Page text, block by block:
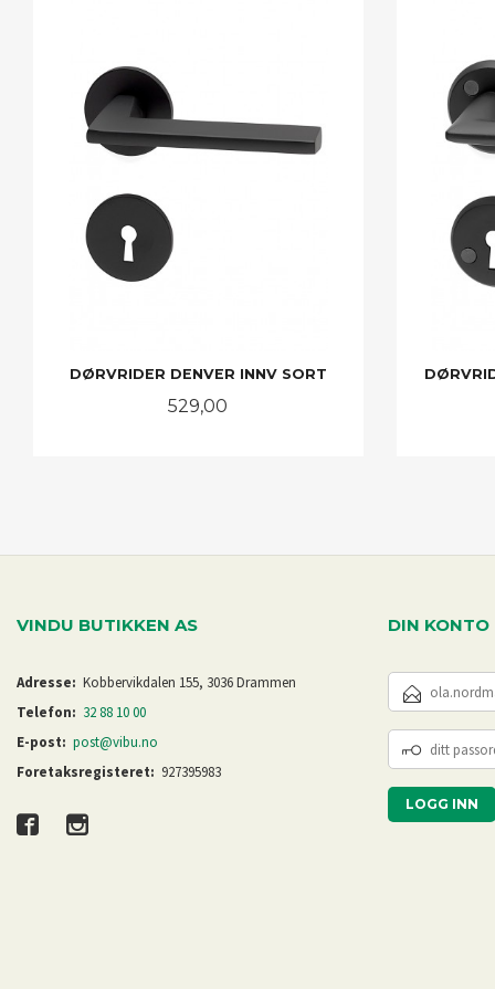
DØRVRIDER DENVER INNV SORT
Pris
529,00
VINDU BUTIKKEN AS
Adresse: Kobbervikdalen 155, 3036 Drammen
Telefon: 32 88 10 00
E-post: post@vibu.no
Foretaksregisteret: 927395983
DIN KONTO
E-
POSTADRESSE
DITT
PASSORD